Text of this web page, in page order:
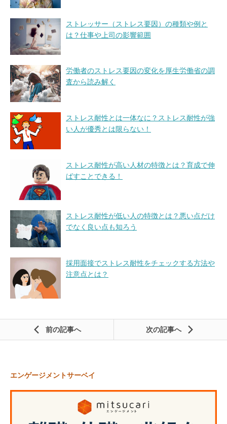
ストレッサー（ストレス要因）の種類や例と
は？仕事や上司の影響範囲
労働者のストレス要因の変化を厚生労働省の調
査から読み解く
ストレス耐性とは一体なに？ストレス耐性が強
い人が優秀とは限らない！
ストレス耐性が高い人材の特徴とは？育成で伸
ばすことできる！
ストレス耐性が低い人の特徴とは？悪い点だけ
でなく良い点も知ろう
採用面接でストレス耐性をチェックする方法や
注意点とは？
前の記事 次の記事
エンゲージメントサーベイ